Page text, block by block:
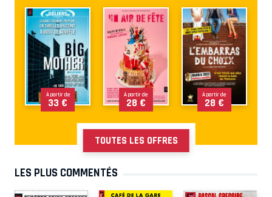
À partir de
33 €
À partir de
28 €
À partir de
28 €
TOUTES LES OFFRES
LES PLUS COMMENTÉS